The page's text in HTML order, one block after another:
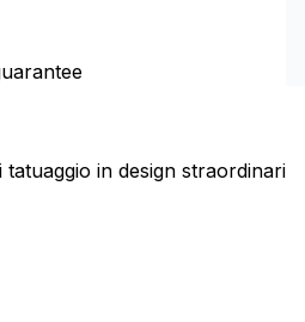
in design straordinari